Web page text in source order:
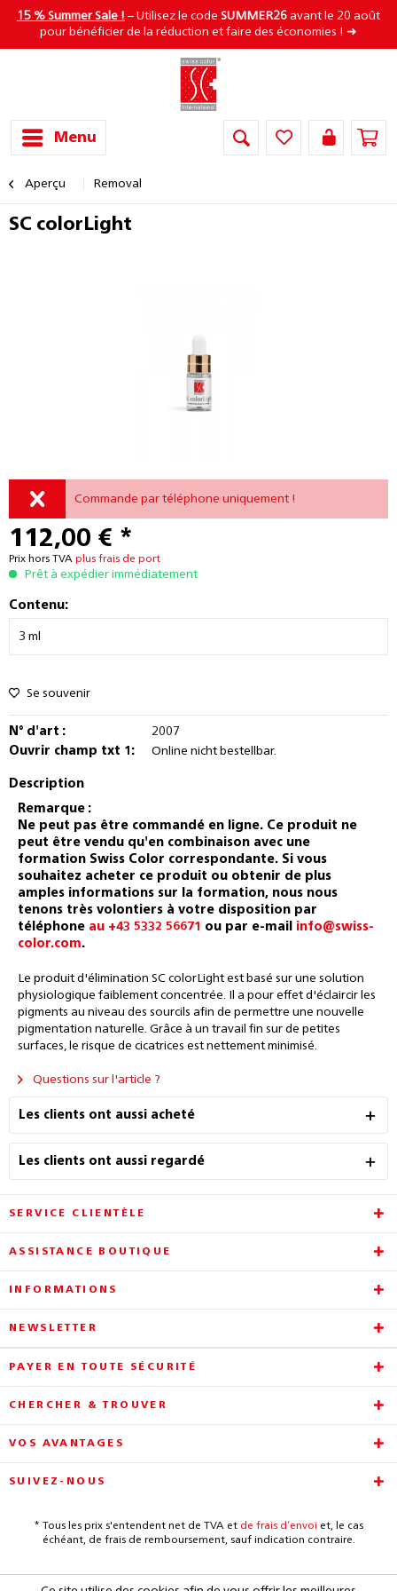
15 % Summer Sale ! – Utilisez le code SUMMER26 avant le 20 août
pour bénéficier de la réduction et faire des économies ! ➜
Menu
Aperçu Removal
SC colorLight
Commande par téléphone uniquement !
112,00 € *
Prix hors TVA plus frais de port
Prêt à expédier immédiatement
Contenu:
Se souvenir
N° d'art :
2007
Ouvrir champ txt 1:
Online nicht bestellbar.
Description
Remarque :
Ne peut pas être commandé en ligne. Ce produit ne
peut être vendu qu'en combinaison avec une
formation Swiss Color correspondante. Si vous
souhaitez acheter ce produit ou obtenir de plus
amples informations sur la formation, nous nous
tenons très volontiers à votre disposition par
téléphone au +43 5332 56671 ou par e-mail info@swiss-
color.com.
Le produit d'élimination SC colorLight est basé sur une solution
physiologique faiblement concentrée. Il a pour effet d'éclaircir les
pigments au niveau des sourcils afin de permettre une nouvelle
pigmentation naturelle. Grâce à un travail fin sur de petites
surfaces, le risque de cicatrices est nettement minimisé.
Questions sur l'article ?
Les clients ont aussi acheté
Les clients ont aussi regardé
SERVICE CLIENTÈLE
ASSISTANCE BOUTIQUE
INFORMATIONS
NEWSLETTER
PAYER EN TOUTE SÉCURITÉ
CHERCHER & TROUVER
VOS AVANTAGES
SUIVEZ-NOUS
* Tous les prix s'entendent net de TVA et de frais d’envoi et, le cas
échéant, de frais de remboursement, sauf indication contraire.